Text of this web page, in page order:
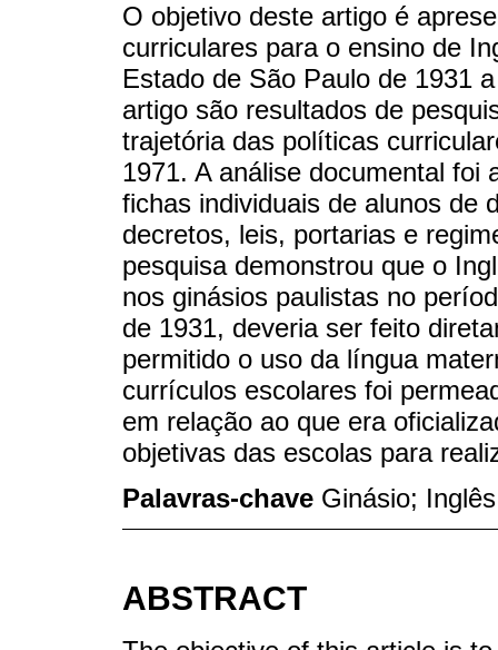
O objetivo deste artigo é
curriculares para o ensino de
Estado de São Paulo de 1931
artigo são resultados de
trajetória das políticas
1971. A análise documental foi
fichas individuais de alunos de
decretos, leis, portarias e
pesquisa demonstrou que o
nos ginásios paulistas no
de 1931, deveria ser feito
permitido o uso da língua
currículos escolares foi
em relação ao que era
objetivas das escolas para
Palavras-chave Ginásio;
ABSTRACT